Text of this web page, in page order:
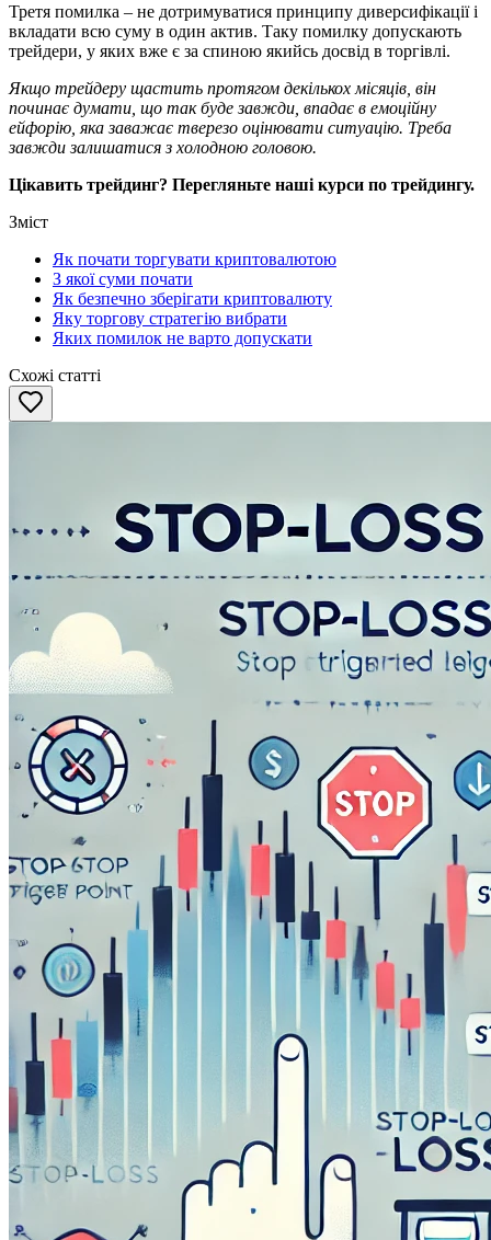
Третя помилка – не дотримуватися принципу диверсифікації і
вкладати всю суму в один актив. Таку помилку допускають
трейдери, у яких вже є за спиною якийсь досвід в торгівлі.
Якщо трейдеру щастить протягом декількох місяців, він
починає думати, що так буде завжди, впадає в емоційну
ейфорію, яка заважає тверезо оцінювати ситуацію. Треба
завжди залишатися з холодною головою.
Цікавить трейдинг? Перегляньте наші курси по трейдингу.
Зміст
Як почати торгувати криптовалютою
З якої суми почати
Як безпечно зберігати криптовалюту
Яку торгову стратегію вибрати
Яких помилок не варто допускати
Схожі статті